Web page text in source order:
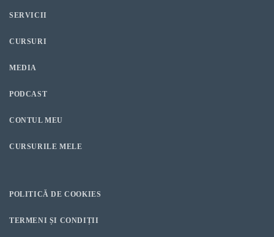
SERVICII
CURSURI
MEDIA
PODCAST
CONTUL MEU
CURSURILE MELE
POLITICĂ DE COOKIES
TERMENI ȘI CONDIȚII